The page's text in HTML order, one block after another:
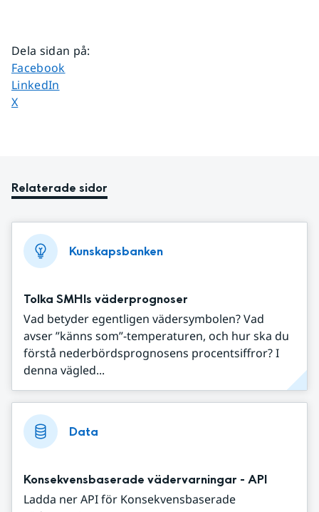
Dela sidan på:
Dela sidan på
Facebook
Dela sidan på
LinkedIn
Dela sidan på
X
Relaterade sidor
Kunskapsbanken
Tolka SMHIs väderprognoser
Vad betyder egentligen vädersymbolen? Vad
avser ”känns som”-temperaturen, och hur ska du
förstå nederbördsprognosens procentsiffror? I
denna vägled...
Data
Konsekvensbaserade vädervarningar - API
Ladda ner API för Konsekvensbaserade